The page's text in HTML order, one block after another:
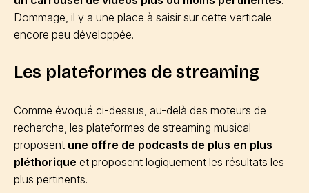
Dommage, il y a une place à saisir sur cette verticale
encore peu développée.
Les plateformes de streaming
Comme évoqué ci-dessus, au-delà des moteurs de
recherche, les plateformes de streaming musical
proposent une offre de podcasts de plus en plus
pléthorique et proposent logiquement les résultats les
plus pertinents.